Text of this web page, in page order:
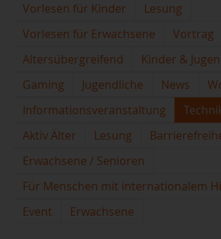
Vorlesen für Kinder
Lesung
Vorlesen für Erwachsene
Vortrag
Altersübergreifend
Kinder &
Gaming
Jugendliche News
Informationsveranstaltung
Aktiv Älter
Lesung
Erwachsene / Senioren
Für Menschen mit internationalem
Event
Erwachsene